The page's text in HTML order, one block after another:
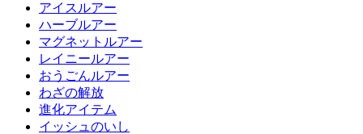
アイスルアー
ハーブルアー
マグネットルアー
レイニールアー
おうごんルアー
わざの解放
進化アイテム
イッシュのいし